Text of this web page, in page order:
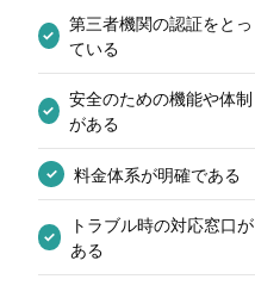
✓
第三者機関の認証をとっ
ている
✓
安全のための機能や体制
がある
✓ 料金体系が明確である
✓
トラブル時の対応窓口が
ある